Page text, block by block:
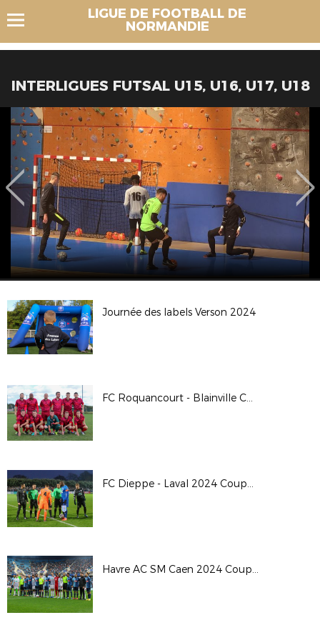
LIGUE DE FOOTBALL DE
NORMANDIE
INTERLIGUES FUTSAL U15, U16, U17, U18
Journée des labels Verson 2024
FC Roquancourt - Blainville Coupe de France 24/25
FC Dieppe - Laval 2024 Coupe de France
Havre AC SM Caen 2024 Coupe de France